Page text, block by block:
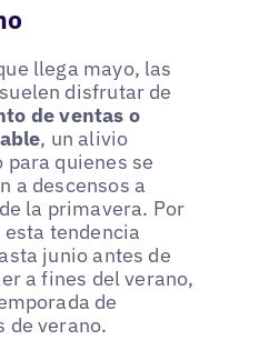
llega mayo, las
disfrutar de
de ventas o
, un alivio
para quienes se
a descensos a
la primavera. Por
tendencia
junio antes de
a fines del verano,
de
de verano.